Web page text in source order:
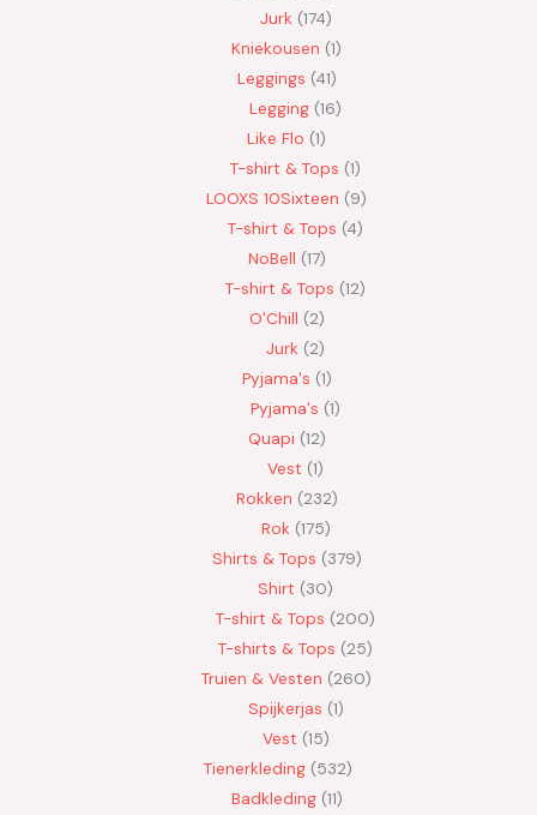
Jurk 174
Kniekousen 1
Leggings 41
Legging 16
Like Flo 1
T-shirt & Tops 1
LOOXS 10Sixteen
9
T-shirt & Tops 4
NoBell 17
T-shirt & Tops 12
O'Chill 2
Jurk 2
Pyjama's 1
Pyjama's 1
Quapi 12
Vest 1
Rokken 232
Rok 175
Shirts & Tops 379
Shirt
30
T-shirt & Tops
200
T-shirts & Tops
25
Truien & Vesten
260
Spijkerjas 1
Vest 15
Tienerkleding 532
Badkleding 11